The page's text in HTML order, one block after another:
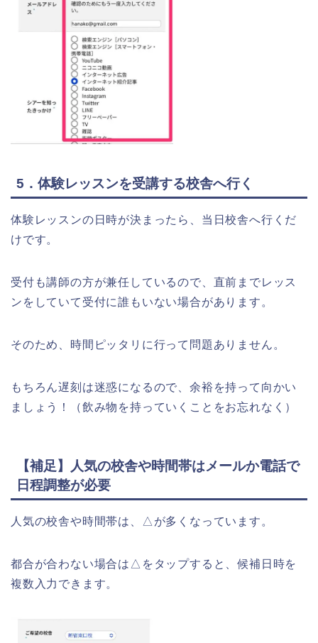
5．体験レッスンを受講する校舎へ行く
体験レッスンの日時が決まったら、当日校舎へ行くだ
けです。
受付も講師の方が兼任しているので、直前までレッス
ンをしていて受付に誰もいない場合があります。
そのため、時間ピッタリに行って問題ありません。
もちろん遅刻は迷惑になるので、余裕を持って向かい
ましょう！（飲み物を持っていくことをお忘れなく）
【補足】人気の校舎や時間帯はメールか電話で
日程調整が必要
人気の校舎や時間帯は、△が多くなっています。
都合が合わない場合は△をタップすると、候補日時を
複数入力できます。